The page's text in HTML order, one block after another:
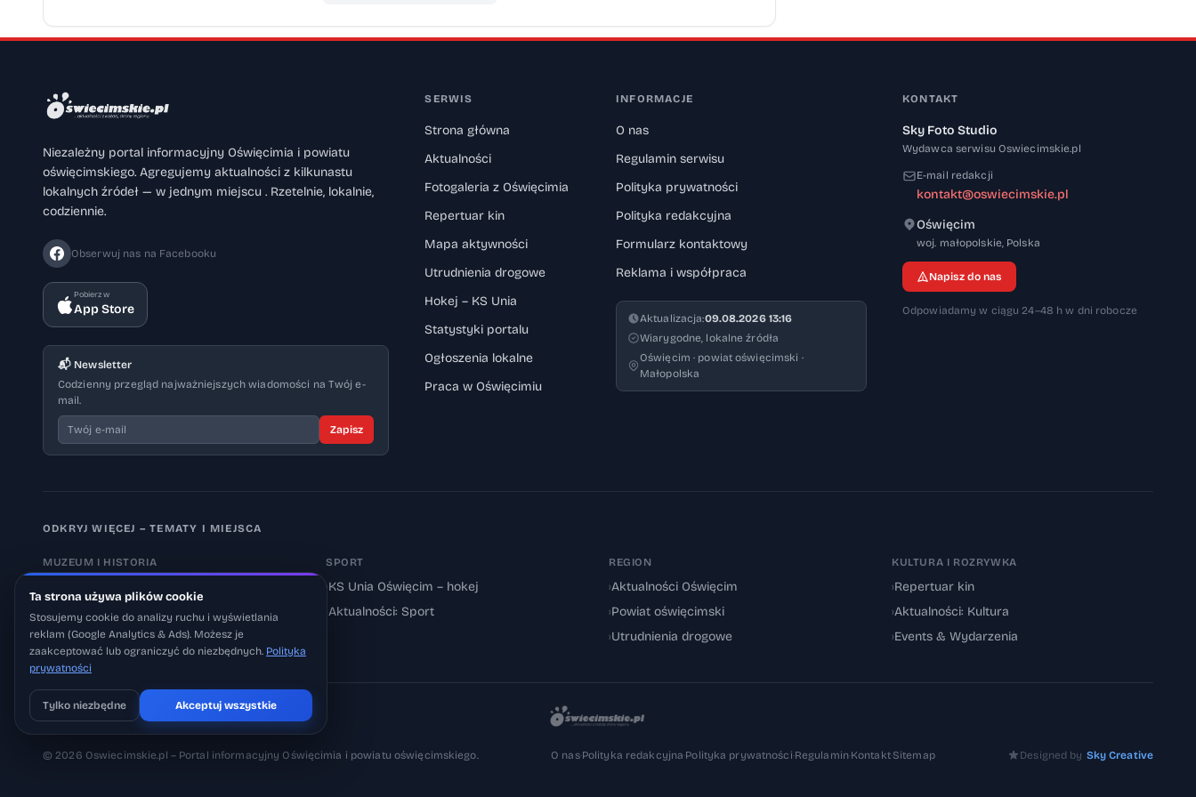
Niezależny portal informacyjny Oświęcimia i powiatu
oświęcimskiego. Agregujemy aktualności z kilkunastu
lokalnych źródeł — w jednym miejscu . Rzetelnie, lokalnie,
codziennie.
Obserwuj nas na Facebooku
Pobierz w
App Store
📬 Newsletter
Codzienny przegląd najważniejszych wiadomości na Twój e-
mail.
Zapisz
SERWIS
Strona główna
Aktualności
Fotogaleria z Oświęcimia
Repertuar kin
Mapa aktywności
Utrudnienia drogowe
Hokej – KS Unia
Statystyki portalu
Ogłoszenia lokalne
Praca w Oświęcimiu
INFORMACJE
O nas
Regulamin serwisu
Polityka prywatności
Polityka redakcyjna
Formularz kontaktowy
Reklama i współpraca
Aktualizacja:09.08.2026 13:16
Wiarygodne, lokalne źródła
Oświęcim · powiat oświęcimski ·
Małopolska
KONTAKT
Sky Foto Studio
Wydawca serwisu Oswiecimskie.pl
E-mail redakcji
kontakt@oswiecimskie.pl
Oświęcim
woj. małopolskie, 32-600
Polska
Napisz do nas
Odpowiadamy w ciągu 24–48 h w dni robocze
ODKRYJ WIĘCEJ – TEMATY I MIEJSCA
MUZEUM I HISTORIA
› Aktualności: Muzeum
›Aktualności: Historia
SPORT
›KS Unia Oświęcim – hokej
Aktualności: Sport
REGION
›Aktualności Oświęcim
›Powiat oświęcimski
›Utrudnienia drogowe
KULTURA I ROZRYWKA
›Repertuar kin
›Aktualności: Kultura
›Events & Wydarzenia
© 2026 Oswiecimskie.pl – Portal informacyjny Oświęcimia i powiatu oświęcimskiego. O nas·Polityka redakcyjna·Polityka prywatności·Regulamin·Kontakt·Sitemap Designed by Sky Creative
Ta strona używa plików cookie
Stosujemy cookie do analizy ruchu i wyświetlania
reklam (Google Analytics & Ads). Możesz je
zaakceptować lub ograniczyć do niezbędnych. Polityka
prywatności
Tylko niezbędne Akceptuj wszystkie
Pobierz na iOS